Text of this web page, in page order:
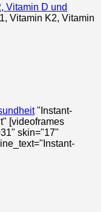
Vitamin D und
Vitamin K2, Vitamin
"Instant-
[videoframes
skin="17"